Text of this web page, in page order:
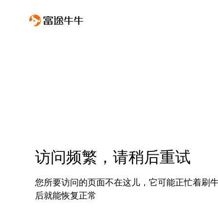
访问频繁，请稍后重试
您所要访问的页面不在这儿，它可能正忙着刷
后就能恢复正常